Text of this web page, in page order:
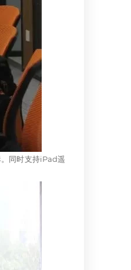
同时支持iPad遥